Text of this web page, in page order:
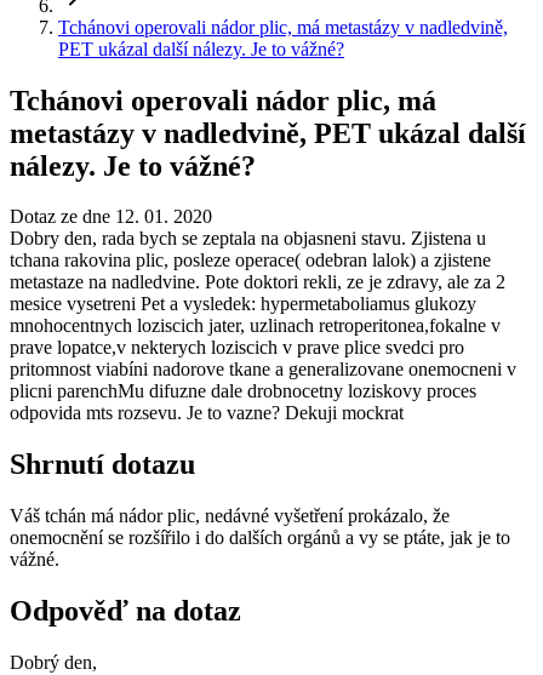
Tchánovi operovali nádor plic, má metastázy v nadledvině,
PET ukázal další nálezy. Je to vážné?
Tchánovi operovali nádor plic, má
metastázy v nadledvině, PET ukázal další
nálezy. Je to vážné?
Dotaz ze dne 12. 01. 2020
Dobry den, rada bych se zeptala na objasneni stavu. Zjistena u
tchana rakovina plic, posleze operace( odebran lalok) a zjistene
metastaze na nadledvine. Pote doktori rekli, ze je zdravy, ale za 2
mesice vysetreni Pet a vysledek: hypermetaboliamus glukozy
mnohocentnych loziscich jater, uzlinach retroperitonea,fokalne v
prave lopatce,v nekterych loziscich v prave plice svedci pro
pritomnost viabíni nadorove tkane a generalizovane onemocneni v
plicni parenchMu difuzne dale drobnocetny loziskovy proces
odpovida mts rozsevu. Je to vazne? Dekuji mockrat
Shrnutí dotazu
Váš tchán má nádor plic, nedávné vyšetření prokázalo, že
onemocnění se rozšířilo i do dalších orgánů a vy se ptáte, jak je to
vážné.
Odpověď na dotaz
Dobrý den,